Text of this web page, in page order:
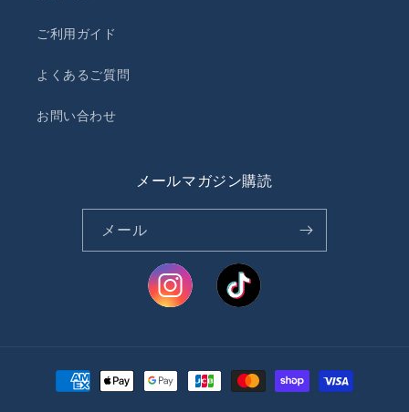
ご利用ガイド
よくあるご質問
お問い合わせ
メールマガジン購読
メール
決
済